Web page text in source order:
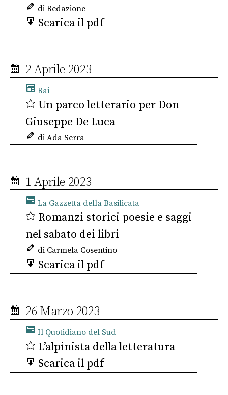
di Redazione
Scarica il pdf
2 Aprile 2023
Rai
Un parco letterario per Don
Giuseppe De Luca
di Ada Serra
1 Aprile 2023
La Gazzetta della Basilicata
Romanzi storici poesie e saggi
nel sabato dei libri
di Carmela Cosentino
Scarica il pdf
26 Marzo 2023
Il Quotidiano del Sud
L’alpinista della letteratura
Scarica il pdf